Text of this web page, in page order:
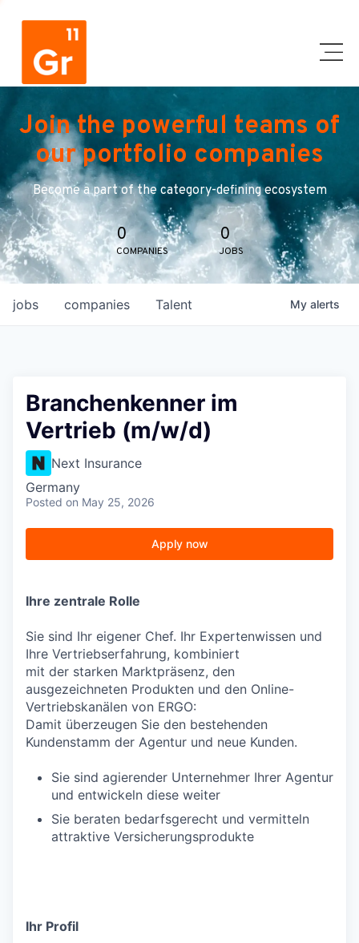
Join the powerful teams of
our portfolio companies
Become a part of the category-defining ecosystem
0
COMPANIES
0
JOBS
jobs companies Talent My alerts
Branchenkenner im
Vertrieb (m/w/d)
Next Insurance
Germany
Posted on May 25, 2026
Apply now
Ihre zentrale Rolle
Sie sind Ihr eigener Chef. Ihr Expertenwissen und
Ihre Vertriebserfahrung, kombiniert
mit der starken Marktpräsenz, den
ausgezeichneten Produkten und den Online-
Vertriebskanälen von ERGO:
Damit überzeugen Sie den bestehenden
Kundenstamm der Agentur und neue Kunden.
Sie sind agierender Unternehmer Ihrer Agentur
und entwickeln diese weiter
Sie beraten bedarfsgerecht und vermitteln
attraktive Versicherungsprodukte
Ihr Profil